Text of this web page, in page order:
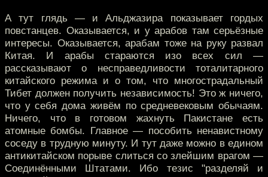
А тут глядь — и Альджазира показывает гордых
повстанцев. Оказывается, и у арабов там серьёзные
интересы. Оказывается, арабам тоже на руку развал
Китая. И арабы стараются изо всех сил —
рассказывают о несправедливости тоталитарного
китайского режима и о том, что многострадальный
Тибет должен получить независимость! Это ж ничего,
что у себя дома живём по средневековым обычаям.
Ничего, что в готовом жахнуть Пакистане есть
атомные бомбы. Главное — пособить ненавистному
соседу в трудную минуту. И тут даже можно в едином
антикитайском порыве слиться со злейшим врагом —
Соединёнными Штатами. Ибо тезис "разделяй и